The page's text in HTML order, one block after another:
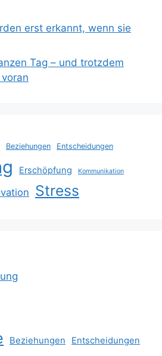
erst erkannt, wenn sie
Tag – und trotzdem
Beziehungen Entscheidungen
Erschöpfung Kommunikation
Stress
Beziehungen Entscheidungen